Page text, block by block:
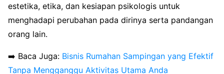
estetika, etika, dan kesiapan psikologis untuk
menghadapi perubahan pada dirinya serta pandangan
orang lain.
➡️ Baca Juga: Bisnis Rumahan Sampingan yang Efektif
Tanpa Mengganggu Aktivitas Utama Anda